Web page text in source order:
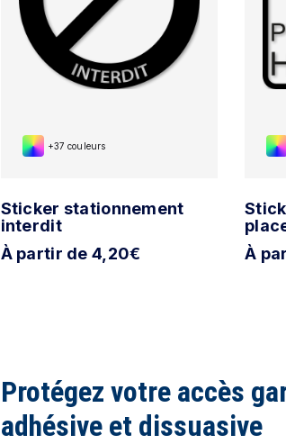
+37 couleurs
Sticker stationnement
interdit
À partir de 4,20€
À
Protégez votre accès
adhésive et dissuasive